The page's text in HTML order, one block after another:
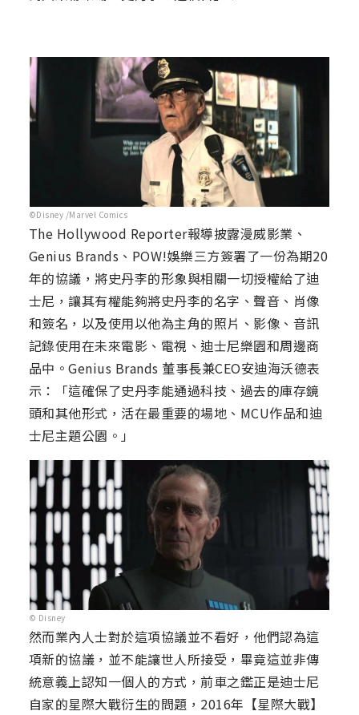
©Disney /Marvel Comics
The Hollywood Reporter報導披露漫威影業、
Genius Brands、POW!娛樂三方簽署了一份為期20
年的協議，將史丹李的形象與相關一切授權給了迪
士尼，讓其有權能夠將史丹李的名字、聲音、肖像
和簽名，以及使用以他為主角的照片、影像、音訊
記錄使用在未來電影、電視、迪士尼樂園和周邊商
品中。Genius Brands 董事長兼CEO安迪海沃德表
示：「這確保了史丹李能通過科技、過去的庫存鏡
頭和其他形式，活在最重要的場地、MCU作品和迪
士尼主題公園。」
© Disney
然而業內人士對於這項協議並不看好，他們認為這
項新的協議，並不能讓世人所接受，畢竟這並非傳
統意義上認知一個人的方式，前車之鑑正是迪士尼
自家的星際大戰衍生的問題，2016年【星際大戰】